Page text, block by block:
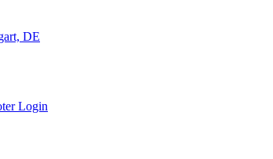
DE
Login